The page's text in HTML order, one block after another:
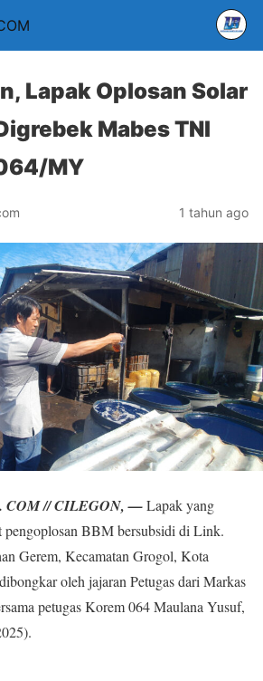
Lapak Oplosan Solar
Mabes TNI
MY
1 tahun ago
COM // CILEGON, —Lapak yang
pengoplosan BBM bersubsidi di Link.
Gerem, Kecamatan Grogol, Kota
oleh jajaran Petugas dari Markas
petugas Korem 064 Maulana Yusuf,